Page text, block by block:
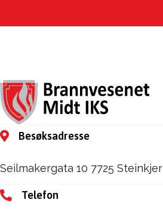
Besøksadresse
Seilmakergata 10 7725 Steinkjer
Telefon